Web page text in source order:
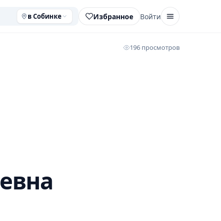
в Собинке Избранное Войти
196 просмотров